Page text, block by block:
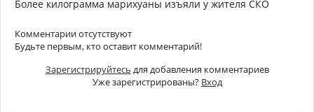
Более килограмма марихуаны изъяли у жителя СКО
Комментарии отсутствуют
Будьте первым, кто оставит комментарий!
Зарегистрируйтесь для добавления комментариев
Уже зарегистрированы? Вход